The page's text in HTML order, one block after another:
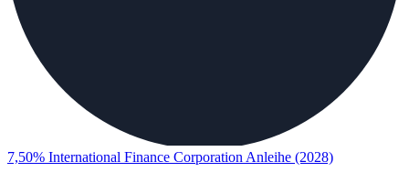
7,50% International Finance Corporation Anleihe (2028)